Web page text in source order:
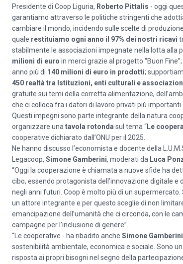
Presidente di Coop Liguria, Roberto Pittalis - oggi
garantiamo attraverso le politiche stringenti che
cambiare il mondo, incidendo sulle scelte di
quale restituiamo ogni anno il 97% dei nostri ricavi
stabilmente le associazioni impegnate nella lotta alla
milioni di euro in merci grazie al progetto “Buon
anno più di 140 milioni di euro in prodotti;
450 realtà tra Istituzioni, enti culturali e
gratuite sui temi della corretta alimentazione,
che ci colloca fra i datori di lavoro privati più importanti
Questi impegni sono parte integrante della natura
organizzare una tavola rotonda sul tema “Le
cooperative dichiarato dall’ONU per il 2025.
Ne hanno discusso l’economista e docente della
Legacoop, Simone Gamberini, moderati da Luca
“Oggi la cooperazione è chiamata a nuove sfide ha
cibo, essendo protagonista dell’innovazione digitale
negli anni futuri. Coop è molto più di un
un attore integrante e per questo sceglie di non
emancipazione dell’umanità che ci circonda, con le
campagne per l’inclusione di genere”.
“Le cooperative - ha ribadito anche Simone Gamberini
sostenibilità ambientale, economica e sociale. Sono
risposta ai propri bisogni nel segno della